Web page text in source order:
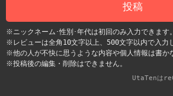
投稿
※ニックネーム･性別･年代は初回のみ入力できます。
※レビューは全角10文字以上、500文字以内で入力
※他の人が不快に思うような内容や個人情報は書か
※投稿後の編集・削除はできません。
UtaTenは